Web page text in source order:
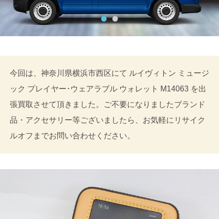
今回は、神奈川県横浜市西区にて ルイヴィトン ミュージ
ック プレイヤー･ウェアラブル ウォレット M14063 を出
張買取させて頂きました。ご不要になりましたブランド
品・アクセサリー等ございましたら、お気軽にリサイク
ルオフまでお問い合わせください。